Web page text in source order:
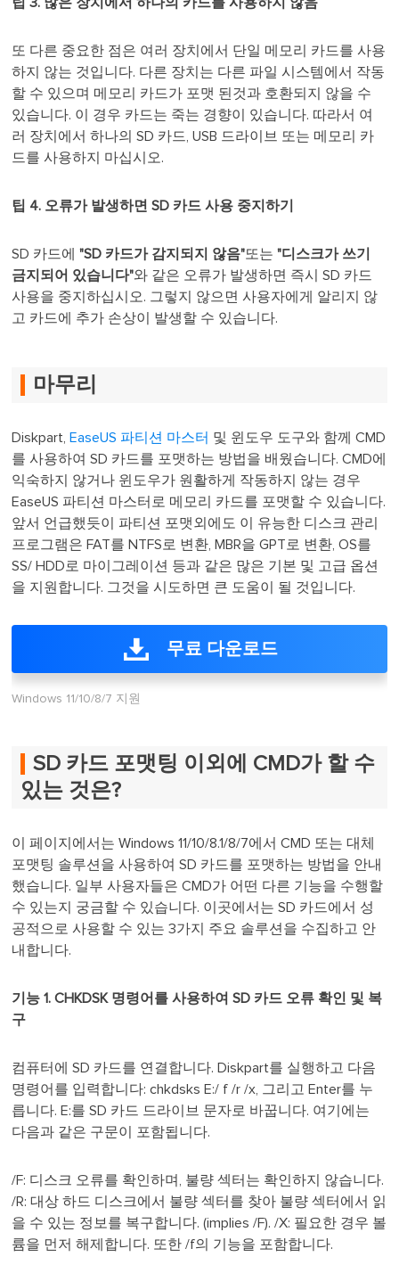
또 다른 중요한 점은 여러 장치에서 단일 메모리 카드를 사용
하지 않는 것입니다. 다른 장치는 다른 파일 시스템에서 작동
할 수 있으며 메모리 카드가 포맷 된것과 호환되지 않을 수
있습니다. 이 경우 카드는 죽는 경향이 있습니다. 따라서 여
러 장치에서 하나의 SD 카드, USB 드라이브 또는 메모리 카
드를 사용하지 마십시오.
팁 4. 오류가 발생하면 SD 카드 사용 중지하기
SD 카드에"SD 카드가 감지되지 않음"또는"디스크가 쓰기
금지되어 있습니다"와 같은 오류가 발생하면 즉시 SD 카드
사용을 중지하십시오. 그렇지 않으면 사용자에게 알리지 않
고 카드에 추가 손상이 발생할 수 있습니다.
마무리
Diskpart, EaseUS 파티션 마스터 및 윈도우 도구와 함께 CMD
를 사용하여 SD 카드를 포맷하는 방법을 배웠습니다. CMD에
익숙하지 않거나 윈도우가 원활하게 작동하지 않는 경우
EaseUS 파티션 마스터로 메모리 카드를 포맷할 수 있습니다.
앞서 언급했듯이 파티션 포맷외에도 이 유능한 디스크 관리
프로그램은 FAT를 NTFS로 변환, MBR을 GPT로 변환, OS를
SS/ HDD로 마이그레이션 등과 같은 많은 기본 및 고급 옵션
을 지원합니다. 그것을 시도하면 큰 도움이 될 것입니다.
무료 다운로드
Windows 11/10/8/7 지원
SD 카드 포맷팅 이외에 CMD가 할 수
있는 것은?
이 페이지에서는 Windows 11/10/8.1/8/7에서 CMD 또는 대체
포맷팅 솔루션을 사용하여 SD 카드를 포맷하는 방법을 안내
했습니다. 일부 사용자들은 CMD가 어떤 다른 기능을 수행할
수 있는지 궁금할 수 있습니다. 이곳에서는 SD 카드에서 성
공적으로 사용할 수 있는 3가지 주요 솔루션을 수집하고 안
내합니다.
기능 1. CHKDSK 명령어를 사용하여 SD 카드 오류 확인 및 복
구
컴퓨터에 SD 카드를 연결합니다. Diskpart를 실행하고 다음
명령어를 입력합니다: chkdsks E:/ f /r /x, 그리고 Enter를 누
릅니다. E:를 SD 카드 드라이브 문자로 바꿉니다. 여기에는
다음과 같은 구문이 포함됩니다.
/F: 디스크 오류를 확인하며, 불량 섹터는 확인하지 않습니다.
/R: 대상 하드 디스크에서 불량 섹터를 찾아 불량 섹터에서 읽
을 수 있는 정보를 복구합니다. (implies /F). /X: 필요한 경우 볼
륨을 먼저 해제합니다. 또한 /f의 기능을 포함합니다.